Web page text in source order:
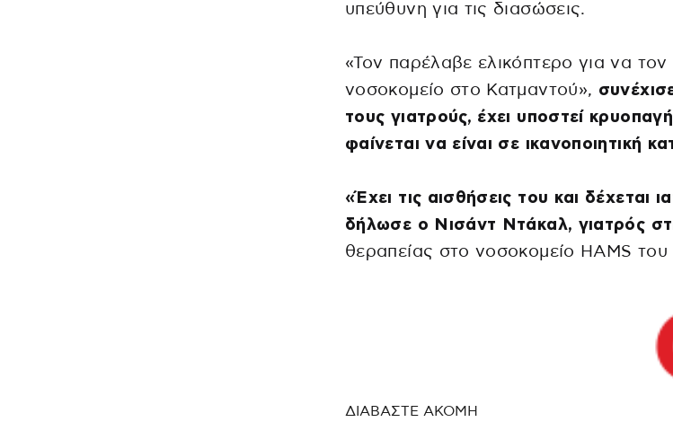
υπεύθυνη για τις διασώσεις.
«Τον παρέλαβε ελικόπτερο για να
νοσοκομείο στο Κατμαντού»,
τους γιατρούς, έχει υποστεί
φαίνεται να είναι σε ικανοποιητική
«Έχει τις αισθήσεις του και δέχεται
δήλωσε ο Νισάντ Ντάκαλ, γιατρός
θεραπείας στο νοσοκομείο HAMS του
ΔΙΑΒΑΣΤΕ ΑΚΟΜΗ